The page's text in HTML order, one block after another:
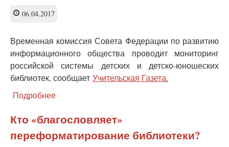
06.04.2017
Временная комиссия Совета Федерации по развитию
информационного общества проводит мониторинг
российской системы детских и детско-юношеских
библиотек, сообщает Учительская Газета.
Подробнее
Совете
Федерации
разработают
Кто «благословляет»
переформатирование библиотеки?